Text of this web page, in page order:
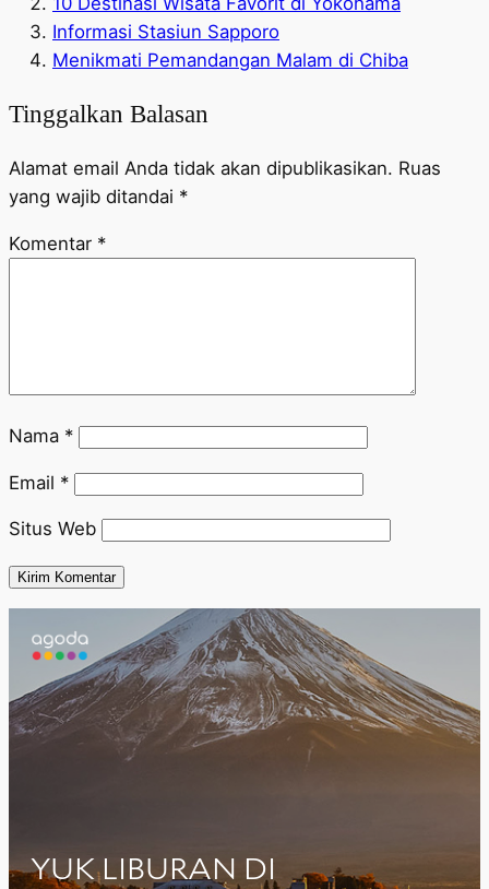
Informasi Stasiun Sapporo
Menikmati Pemandangan Malam di Chiba
Tinggalkan Balasan
Alamat email Anda tidak akan dipublikasikan. Ruas
yang wajib ditandai *
Komentar *
Nama *
Email *
Situs Web